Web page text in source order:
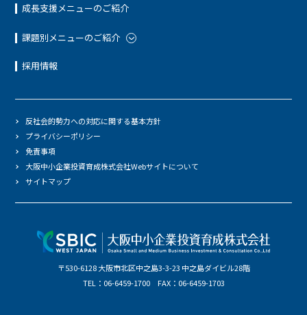
成長支援メニューのご紹介
課題別メニューのご紹介
採用情報
〒530-6128 大阪市北区中之島3-3-23 中之島ダイビル28階
TEL：06-6459-1700 FAX：06-6459-1703
反社会的勢力への対応に関する基本方針
プライバシーポリシー
免責事項
大阪中小企業投資育成株式会社Webサイトについて
サイトマップ